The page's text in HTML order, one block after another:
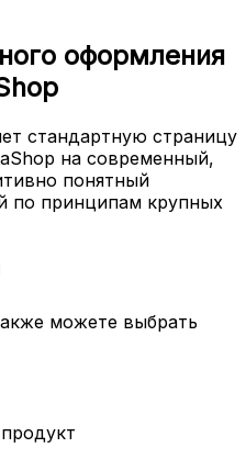
оформления
стандартную страницу
на современный,
понятный
по принципам крупных
три типа доставки:
можете выбрать